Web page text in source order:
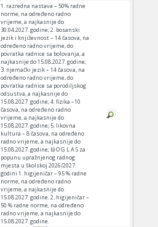
1. razredna nastava – 50% radne
norme, na određeno radno
vrijeme, a najkasnije do
30.04.2027. godine; 2. bosanski
jezik i književnost – 14 časova, na
određeno radno vrijeme, do
povratka radnice sa bolovanja, a
najkasnije do 15.08.2027. godine;
3. njemački jezik – 14 časova, na
određeno radno vrijeme, do
povratka radnice sa porodiljskog
odsustva, a najkasnije do
15.08.2027. godine; 4. fizika –10
časova, na određeno radno
vrijeme, a najkasnije do
15.08.2027. godine; 5. likovna
kultura – 8 časova, na određeno
radno vrijeme, a najkasnije do
15.08.2027. godine; b) O G L A S za
popunu upražnjenog radnog
mjesta u školskoj 2026/2027.
godini 1. higijeničar – 95 % radne
norme, na određeno radno
vrijeme, a najkasnije do
15.08.2027. godine. 2. higijeničar –
50 % radne norme, na određeno
radno vrijeme, a najkasnije do
15.08.2027. godine.